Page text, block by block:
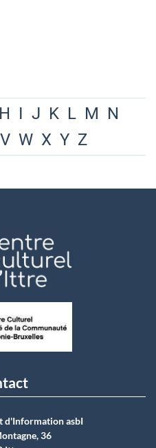
H I J K L M N
V W X Y Z
d'Information asbI
36